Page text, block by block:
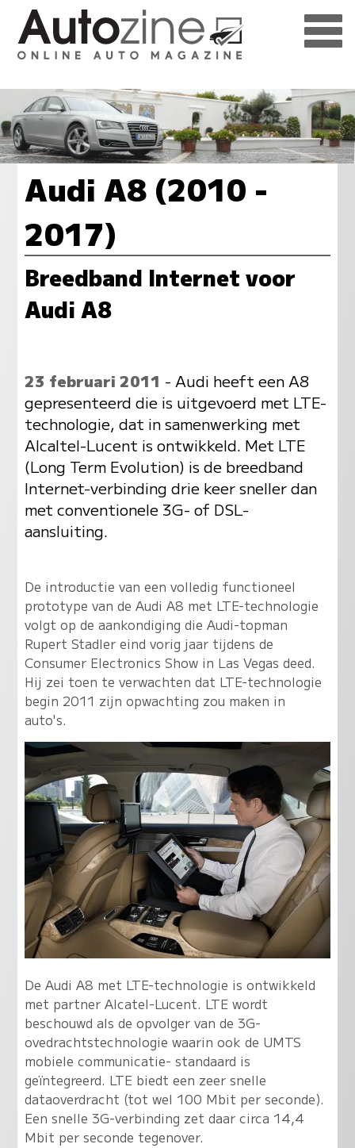
Audi A8 (2010 -
2017)
Breedband Internet voor
Audi A8
23 februari 2011 - Audi heeft een A8
gepresenteerd die is uitgevoerd met LTE-
technologie, dat in samenwerking met
Alcaltel-Lucent is ontwikkeld. Met LTE
(Long Term Evolution) is de breedband
Internet-verbinding drie keer sneller dan
met conventionele 3G- of DSL-
aansluiting.
De introductie van een volledig functioneel
prototype van de Audi A8 met LTE-technologie
volgt op de aankondiging die Audi-topman
Rupert Stadler eind vorig jaar tijdens de
Consumer Electronics Show in Las Vegas deed.
Hij zei toen te verwachten dat LTE-technologie
begin 2011 zijn opwachting zou maken in
auto's.
De Audi A8 met LTE-technologie is ontwikkeld
met partner Alcatel-Lucent. LTE wordt
beschouwd als de opvolger van de 3G-
ovedrachtstechnologie waarin ook de UMTS
mobiele communicatie- standaard is
geïntegreerd. LTE biedt een zeer snelle
dataoverdracht (tot wel 100 Mbit per seconde).
Een snelle 3G-verbinding zet daar circa 14,4
Mbit per seconde tegenover.